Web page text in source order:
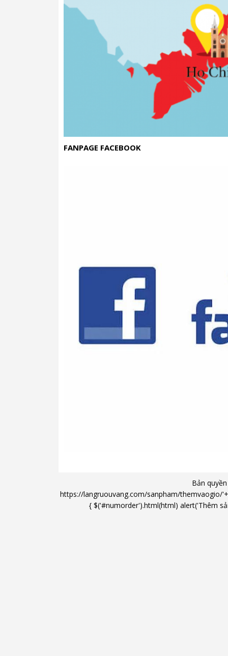
Quy Trình pha trà phức tạ và khắt
vừa phải giúp lá trà lên men đều,cộng
vị ấm áp và êm dịu hơn cho món Phổ Nhĩ
FANPAGE FACEBOOK
Bản
https://langruouvang.com/sanpham/themvaogio/
{ $('#numorder').html(html) alert('Thêm